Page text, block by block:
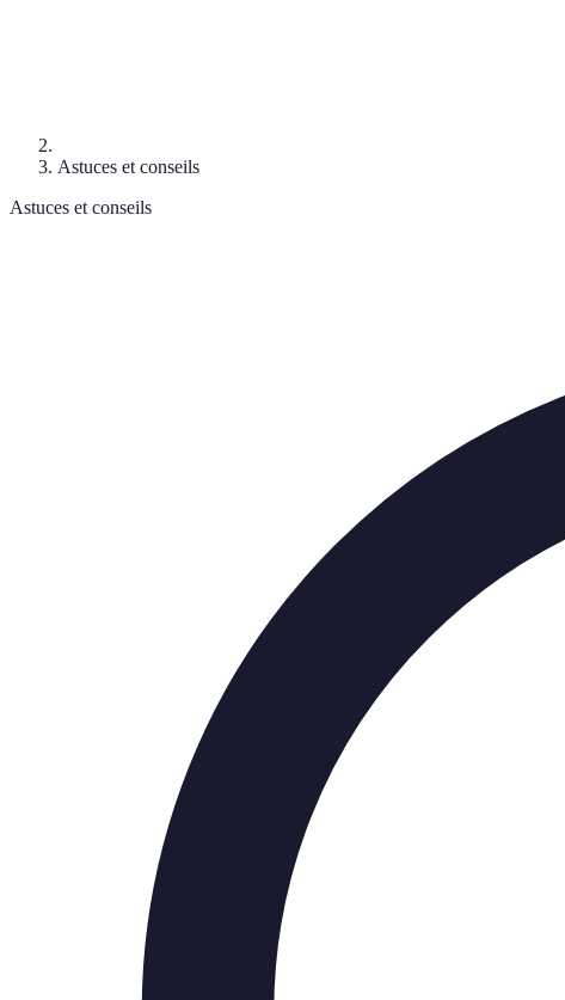
Astuces et conseils
Astuces et conseils